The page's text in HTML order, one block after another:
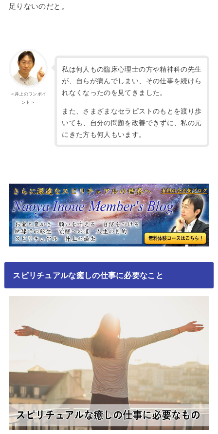
足りないのだと。
＜井上のワンポイ
ント＞
私は何人もの臨床心理士の方や精神科の先生
が、自らが病んでしまい、その仕事を続けら
れなくなったのを見てきました。
また、さまざまなセラピストのもとを渡り歩
いても、自分の問題を改善できずに、私の元
にきた方も何人もいます。
スピリチュアルな癒しの仕事に必要なこと